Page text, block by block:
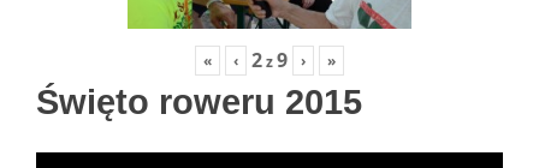
« ‹ 2z9 › »
Święto roweru 2015